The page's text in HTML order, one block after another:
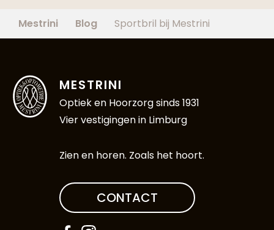
Mestrini Blog Sportbril bij Mestrini
MESTRINI
Optiek en Hoorzorg sinds 1931
Vier vestigingen in Limburg
Zien en horen. Zoals het hoort.
CONTACT